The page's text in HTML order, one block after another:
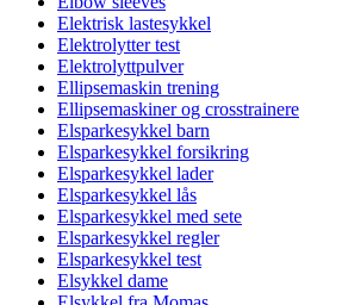
Elektrisk lastesykkel
Elektrolytter test
Elektrolyttpulver
Ellipsemaskin trening
Ellipsemaskiner og crosstrainere
Elsparkesykkel barn
Elsparkesykkel forsikring
Elsparkesykkel lader
Elsparkesykkel lås
Elsparkesykkel med sete
Elsparkesykkel regler
Elsparkesykkel test
Elsykkel dame